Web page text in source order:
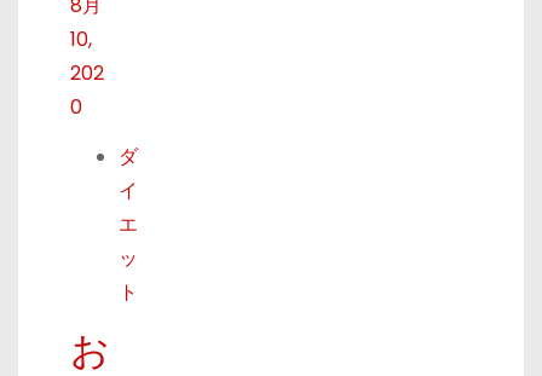
8月
10,
202
0
ダ
イ
エ
ッ
ト
お